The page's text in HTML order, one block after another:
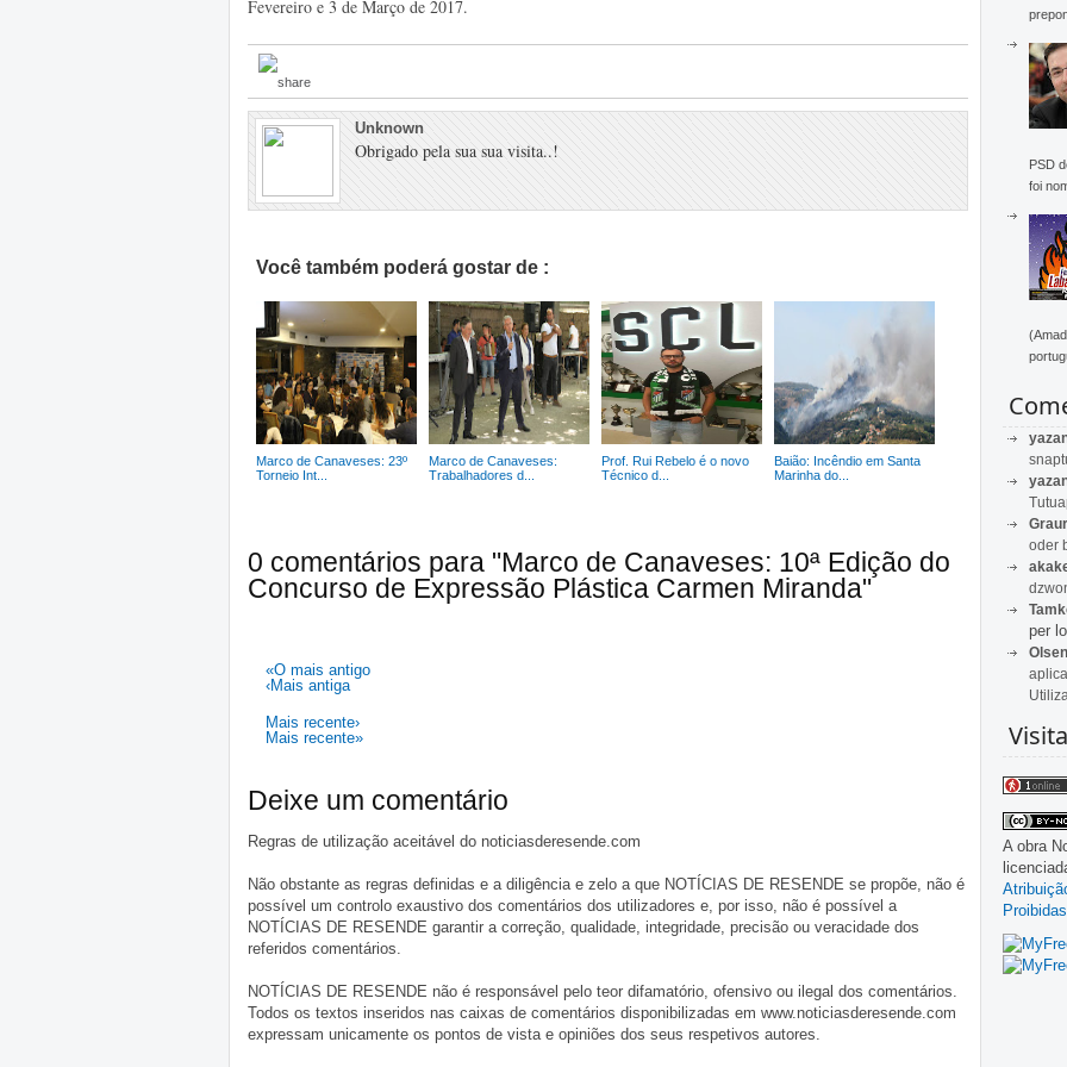
Fevereiro e 3 de Março de 2017.
Unknown
Obrigado pela sua sua visita..!
Você também poderá gostar de :
Marco de Canaveses: 23º
Torneio Int...
Marco de Canaveses:
Trabalhadores d...
Prof. Rui Rebelo é o novo
Técnico d...
Baião: Incêndio em Santa
Marinha do...
0 comentários para "Marco de Canaveses: 10ª Edição do
Concurso de Expressão Plástica Carmen Miranda"
«O mais antigo
‹Mais antiga
Mais recente›
Mais recente»
Deixe um comentário
Regras de utilização aceitável do noticiasderesende.com
Não obstante as regras definidas e a diligência e zelo a que NOTÍCIAS DE RESENDE se propõe, não é
possível um controlo exaustivo dos comentários dos utilizadores e, por isso, não é possível a
NOTÍCIAS DE RESENDE garantir a correção, qualidade, integridade, precisão ou veracidade dos
referidos comentários.
NOTÍCIAS DE RESENDE não é responsável pelo teor difamatório, ofensivo ou ilegal dos comentários.
Todos os textos inseridos nas caixas de comentários disponibilizadas em www.noticiasderesende.com
expressam unicamente os pontos de vista e opiniões dos seus respetivos autores.
PSD
foi
oder
per
Olsen
A obra